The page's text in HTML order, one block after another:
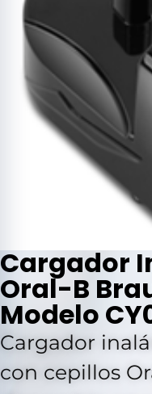
Cargador
Oral-B
Modelo
Cargador
con cepillos